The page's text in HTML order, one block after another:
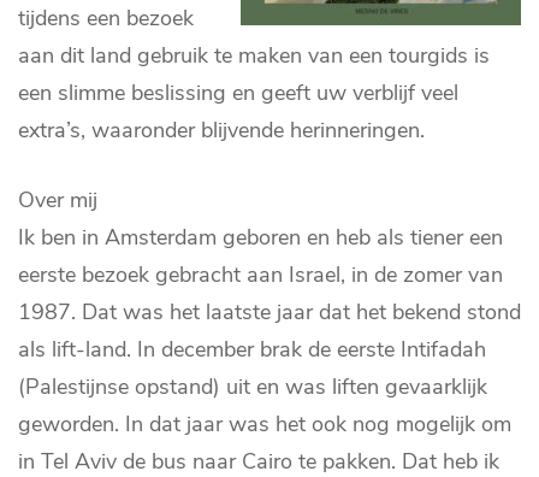
tijdens een bezoek
aan dit land gebruik te maken van een tourgids is
een slimme beslissing en geeft uw verblijf veel
extra’s, waaronder blijvende herinneringen.
Over mij
Ik ben in Amsterdam geboren en heb als tiener een
eerste bezoek gebracht aan Israel, in de zomer van
1987. Dat was het laatste jaar dat het bekend stond
als lift-land. In december brak de eerste Intifadah
(Palestijnse opstand) uit en was liften gevaarklijk
geworden. In dat jaar was het ook nog mogelijk om
in Tel Aviv de bus naar Cairo te pakken. Dat heb ik